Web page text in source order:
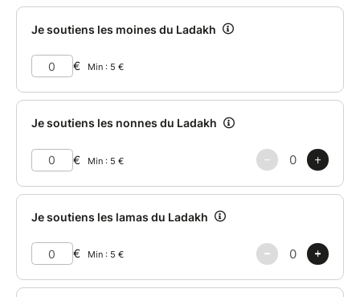
• Déplacements pour les enseignements
• 10 € → repas pour 1 semaine
• 20 € → provisions pour 1 semaine
• 40 € → chauffage 1 mois
• 60 € → déplacement pour un enseignement
Votre aide soutient toute la communauté monastique
: les jeunes en formation, les nonnes souvent
oubliées des circuits de soutien, et les anciens qui
ont consacré toute leur vie à la pratique.
Merci pour votre générosité.
Chaque contribution, même petite, améliore